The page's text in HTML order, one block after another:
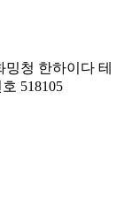
청 한하이다 테
518105